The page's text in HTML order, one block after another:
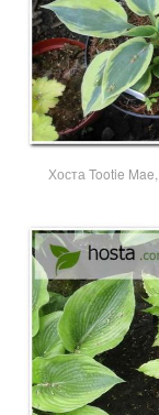
Хоста Tootie